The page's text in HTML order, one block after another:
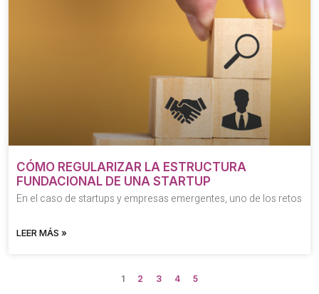
CÓMO REGULARIZAR LA ESTRUCTURA
FUNDACIONAL DE UNA STARTUP
En el caso de startups y empresas emergentes, uno de los retos
LEER MÁS »
1 2 3 4 5